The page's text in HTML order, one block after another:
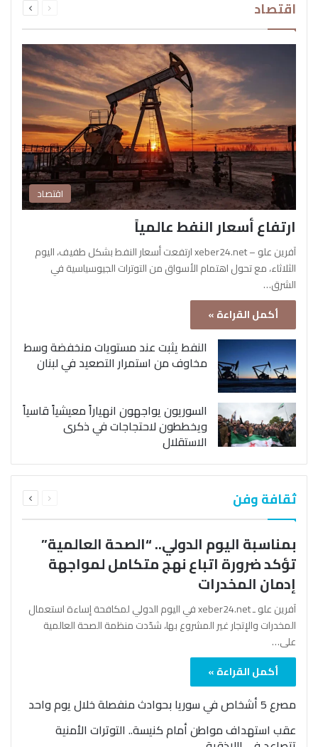
اقتصاد الصفحةالصفحة
اقتصاد
ارتفاع أسعار النفط عالمياً
آفرين علو – xeber24.net ارتفعت أسعار النفط بشكل طفيف، اليوم
الثلاثاء، مع تحول اهتمام الأسواق من التوترات الجيوسياسية في
الشرق…
أكمل القراءة »
النفط يثبت عند مستويات منخفضة وسط
مخاوف من استمرار التصعيد في لبنان
السوريون يواجهون انهياراً معيشياً قاسياً
ويخططون لاحتجاجات في ذكرى
الاستقلال
ثقافة وفن الصفحةالصفحة
بمناسبة اليوم الدولي.. “الصحة العالمية”
تؤكد ضرورة اتباع نهج متكامل لمواجهة
إدمان المخدرات
آفرين علو ـ xeber24.net في اليوم الدولي لمكافحة إساءة استعمال
المخدرات والإتجار غير المشروع بها، شدّدت منظمة الصحة العالمية
على…
أكمل القراءة »
مصرع 5 أشخاص في سوريا بحوادث منفصلة خلال يوم واحد
عقب استهداف مواطن أمام كنيسة.. التوترات الأمنية